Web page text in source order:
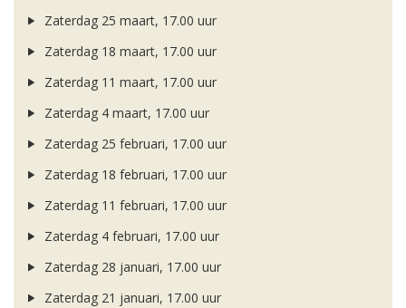
Zaterdag 25 maart, 17.00 uur
Zaterdag 18 maart, 17.00 uur
Zaterdag 11 maart, 17.00 uur
Zaterdag 4 maart, 17.00 uur
Zaterdag 25 februari, 17.00 uur
Zaterdag 18 februari, 17.00 uur
Zaterdag 11 februari, 17.00 uur
Zaterdag 4 februari, 17.00 uur
Zaterdag 28 januari, 17.00 uur
Zaterdag 21 januari, 17.00 uur